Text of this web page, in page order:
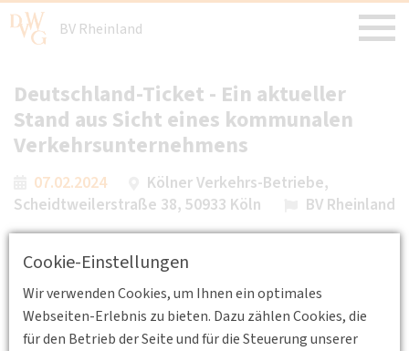
Cookie-Einstellungen
Wir verwenden Cookies, um Ihnen ein optimales
Webseiten-Erlebnis zu bieten. Dazu zählen Cookies, die
für den Betrieb der Seite und für die Steuerung unserer
BV Rheinland
Deutschland-Ticket - Ein aktueller
Stand aus Sicht eines kommunalen
Verkehrsunternehmens
07.02.2024
Kölner Verkehrs-Betriebe,
Scheidtweilerstraße 38, 50933 Köln
BV Rheinland
Der Termin wird in den März verschoben.